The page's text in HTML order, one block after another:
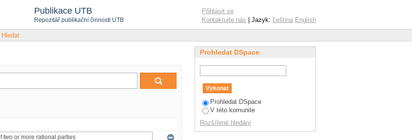
Publikace UTB
Repozitář publikační činnosti UTB
Přihlásit se
Kontaktujte nás | Jazyk: čeština English
Hledat
Prohledat DSpace
Prohledat DSpace
V této komunite
Rozšířené hledání